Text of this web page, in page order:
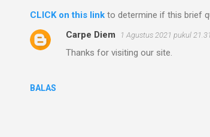
CLICK on this link to determine if this brief
BALAS
Carpe Diem 1 Agustus 2021 pukul 21.31
Thanks for visiting our site.